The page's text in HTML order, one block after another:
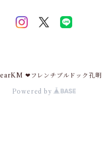
❤︎フレンチブルドック孔明
Powered by